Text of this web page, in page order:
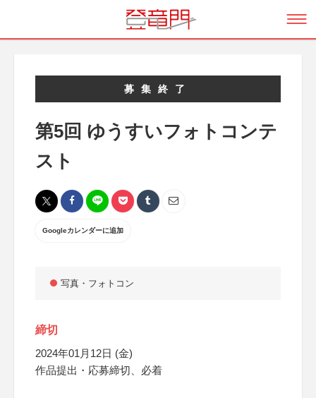
募集終了
第5回 ゆうすいフォトコンテ
スト
Googleカレンダーに追加
写真・フォトコン
締切
2024年01月12日 (金)
作品提出・応募締切、必着